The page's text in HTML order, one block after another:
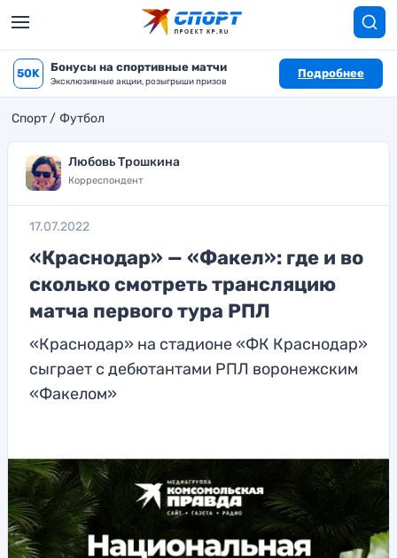
50K Бонусы на спортивные матчи
Эксклюзивные акции, розыгрыши призов
Подробнее
Спорт Футбол
Любовь Трошкина
Корреспондент
17.07.2022
«Краснодар» — «Факел»: где и во
сколько смотреть трансляцию
матча первого тура РПЛ
«Краснодар» на стадионе «ФК Краснодар»
сыграет с дебютантами РПЛ воронежским
«Факелом»